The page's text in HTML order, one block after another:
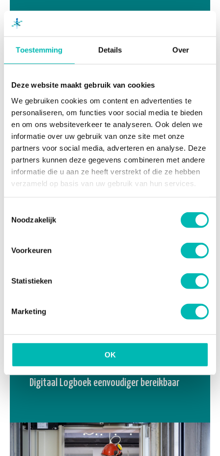
Toestemming Details Over
Deze website maakt gebruik van cookies
We gebruiken cookies om content en advertenties te
personaliseren, om functies voor social media te bieden
en om ons websiteverkeer te analyseren. Ook delen we
informatie over uw gebruik van onze site met onze
partners voor social media, adverteren en analyse. Deze
partners kunnen deze gegevens combineren met andere
informatie die u aan ze heeft verstrekt of die ze hebben
verzameld op basis van uw gebruik van hun services.
Noodzakelijk
Voorkeuren
Statistieken
Marketing
OK
15 APR 2026
Nieuwe liftcursussen ROVC
Digitaal Logboek eenvoudiger bereikbaar